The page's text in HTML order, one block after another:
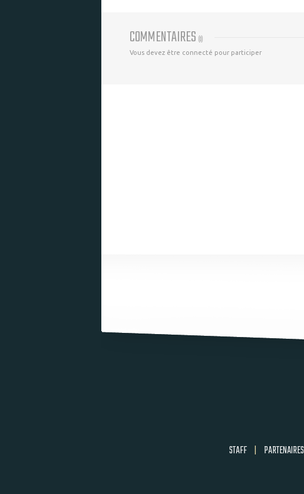
COMMENTAIRES (0)
Vous devez être connecté pour participer
STAFF | PARTENAIRES